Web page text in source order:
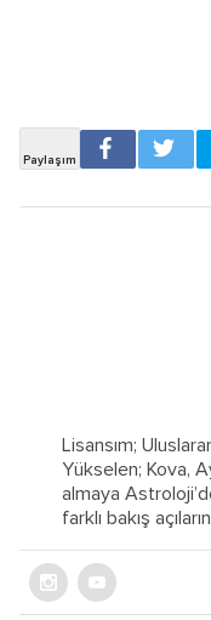
Lisansım;
Yükselen; Kova,
almaya
farklı bakış